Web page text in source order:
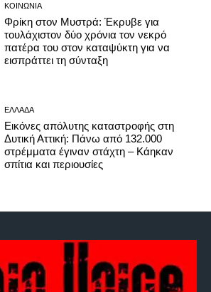
ΚΟΙΝΩΝΊΑ
Φρίκη στον Μυστρά: Έκρυβε για
τουλάχιστον δύο χρόνια τον νεκρό
πατέρα του στον καταψύκτη για να
εισπράττει τη σύνταξη
ΕΛΛΆΔΑ
Εικόνες απόλυτης καταστροφής στη
Δυτική Αττική: Πάνω από 132.000
στρέμματα έγιναν στάχτη – Κάηκαν
σπίτια και περιουσίες